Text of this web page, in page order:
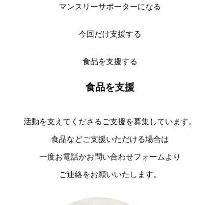
マンスリーサポーターになる
今回だけ支援する
食品を支援する
食品を支援
活動を支えてくださるご支援を募集しています。
食品などご支援いただける場合は
一度お電話かお問い合わせフォームより
ご連絡をお願いいたします。